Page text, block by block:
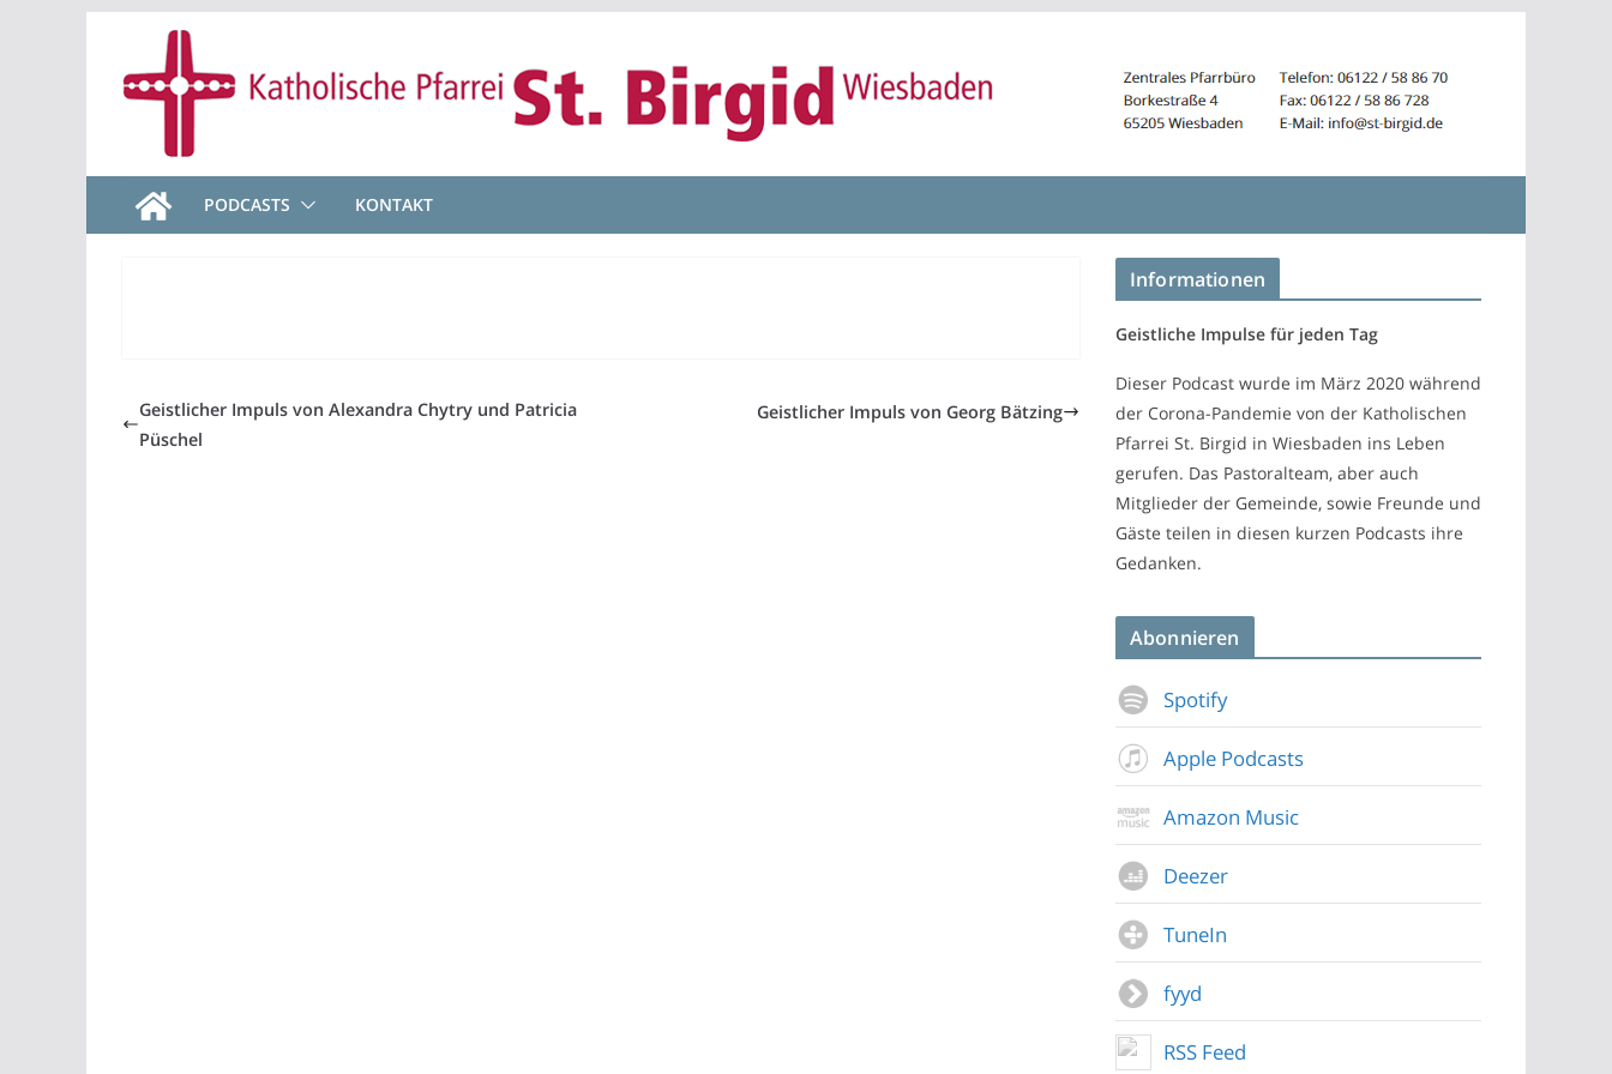
springen
PODCASTS KONTAKT
Geistlicher Impuls von Alexandra Chytry und Patricia
Püschel
Geistlicher Impuls von Georg Bätzing
Informationen
Geistliche Impulse für jeden Tag
Dieser Podcast wurde im März 2020 während
der Corona-Pandemie von der Katholischen
Pfarrei St. Birgid in Wiesbaden ins Leben
gerufen. Das Pastoralteam, aber auch
Mitglieder der Gemeinde, sowie Freunde und
Gäste teilen in diesen kurzen Podcasts ihre
Gedanken.
Abonnieren
Spotify
Apple Podcasts
Amazon Music
Deezer
TuneIn
fyyd
RSS Feed